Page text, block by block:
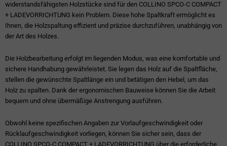
widerstandsfähigsten Holzstücke sind für den COLLINO SPCO-C COMPACT
+ LADEVORRICHTUNG kein Problem. Diese hohe Spaltkraft ermöglicht es
Ihnen, die Holzspaltung effizient und präzise durchzuführen, unabhängig von
der Art des Holzes.
Die Holzbearbeitung erfolgt im liegenden Modus, was eine komfortable und
sichere Handhabung gewährleistet. Sie legen das Holz auf die Spaltfläche,
stellen die gewünschte Spaltlänge ein und betätigen den Hebel, um das
Holz zu spalten. Dank der ergonomischen Bauweise können Sie die Arbeit
bequem und ohne übermäßige Anstrengung ausführen.
Obwohl keine spezifischen Angaben zur Vorlaufgeschwindigkeit oder
Rücklaufgeschwindigkeit vorliegen, können Sie sicher sein, dass der
COLLINO SPCO-C COMPACT + LADEVORRICHTUNG über die erforderliche